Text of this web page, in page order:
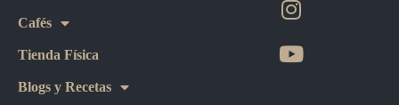
Cafés
Tienda Física
Blogs y Recetas